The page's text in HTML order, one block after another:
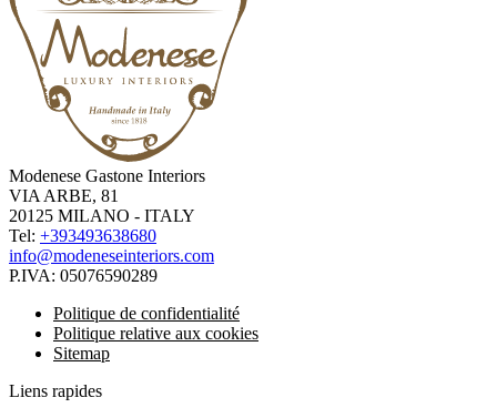
Modenese Gastone Interiors
VIA ARBE, 81
20125 MILANO - ITALY
Tel: +393493638680
info@modeneseinteriors.com
P.IVA: 05076590289
Politique de confidentialité
Politique relative aux cookies
Sitemap
Liens rapides